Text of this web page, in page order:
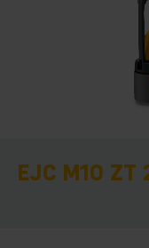
EJC M10 ZT